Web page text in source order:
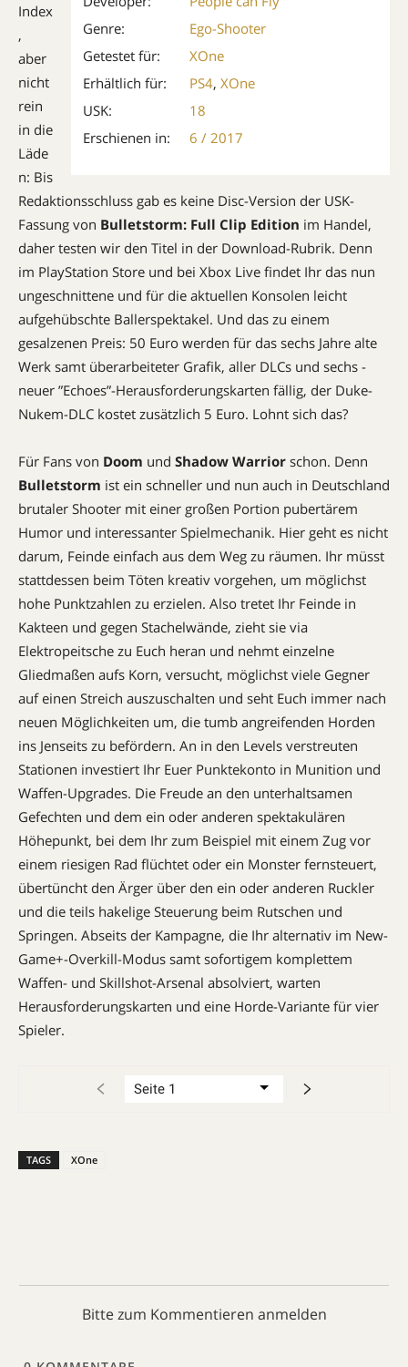
Genre:
Ego-Shooter
Getestet für:
XOne
Erhältlich für:
PS4, XOne
USK:
18
Erschienen in:
6 / 2017
Index
,
aber
nicht
rein
in die
Läde
n: Bis
Redaktionsschluss gab es keine Disc-Version der USK-
Fassung von Bulletstorm: Full Clip Edition im Handel,
daher testen wir den Titel in der Download-Rubrik. Denn
im ­PlayStation Store und bei Xbox Live findet Ihr das nun
ungeschnittene und für die aktuellen Konsolen leicht
aufgehübschte Ballerspektakel. Und das zu einem
gesalzenen Preis: 50 Euro werden für das sechs ­Jahre alte
Werk samt überarbeiteter Grafik, aller DLCs und sechs ­
neuer ”Echoes”-Herausforderungskarten fällig, der Duke-
Nukem-DLC kostet zusätzlich 5 Euro. Lohnt sich das?
Für Fans von Doom und ­ Shadow Warrior schon. Denn
Bulletstorm ist ein schneller und nun auch in Deutschland
brutaler Shooter mit einer ­großen Portion pubertärem
Humor und interessanter Spielmechanik. Hier geht es nicht
darum, Feinde einfach aus dem Weg zu räumen. Ihr müsst
stattdessen beim Töten kreativ vorgehen, um möglichst
hohe Punktzahlen zu erzielen. Also tretet Ihr Feinde in
Kakteen und gegen Stachelwände, zieht sie via
Elektropeitsche zu Euch heran und nehmt einzelne
Gliedmaßen aufs Korn, versucht, möglichst viele Gegner
auf einen Streich auszuschalten und seht Euch immer nach
neuen Möglichkeiten um, die tumb angreifenden Horden
ins Jenseits zu befördern. An in den Levels verstreuten
Stationen investiert Ihr Euer Punktekonto in Munition und
Waffen-Upgrades. Die Freude an den unterhaltsamen
Gefechten und dem ein oder anderen spektakulären
Höhepunkt, bei dem Ihr zum Beispiel mit einem Zug vor
einem riesigen Rad flüchtet oder ein Monster fernsteuert,
übertüncht den Ärger über den ein oder anderen Ruckler
und die teils hakelige Steuerung beim Rutschen und
Springen. Abseits der Kampagne, die Ihr alternativ im New-
Game+-Overkill-Modus samt sofortigem komplettem
Waffen- und Skill­shot-Arsenal absolviert, warten
Herausforderungskarten und eine Horde-Variante für vier
Spieler.
TAGS XOne
Bitte zum Kommentieren anmelden